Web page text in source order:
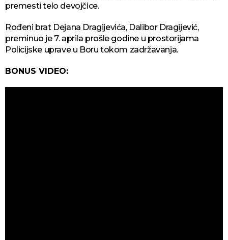
premesti telo devojčice.
Rođeni brat Dejana Dragijevića, Dalibor Dragijević,
preminuo je 7. aprila prošle godine u prostorijama
Policijske uprave u Boru tokom zadržavanja.
BONUS VIDEO: